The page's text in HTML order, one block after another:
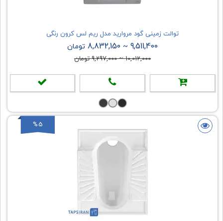
توالت زمینی گود مروارید مدل ریم لس کرون رنگی
9,511,400
~
8,832,150تومان
10,012,000
~
9,297,000تومان
%5